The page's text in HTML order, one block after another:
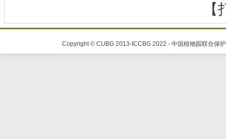
Copyright © CUBG 2013-ICCBG 2022 - 中国植物园联合保